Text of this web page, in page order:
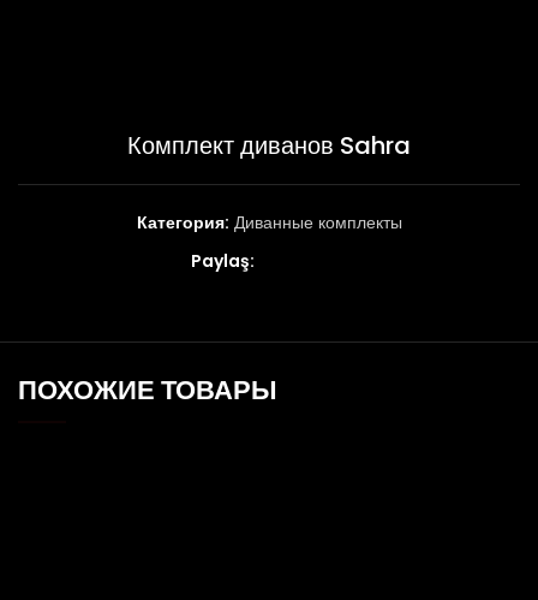
Комплект диванов Sahra
Категория: Диванные комплекты
Paylaş:
ПОХОЖИЕ ТОВАРЫ